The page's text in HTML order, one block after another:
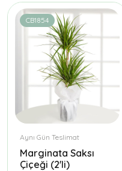
CB1854
Aynı Gün Teslimat
Marginata Saksı
Çiçeği (2'li)